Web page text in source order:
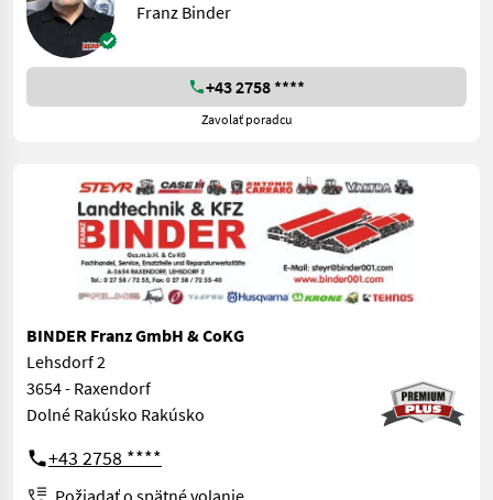
Franz Binder
+43 2758 ****
Zavolať poradcu
BINDER Franz GmbH & CoKG
Lehsdorf 2
3654 - Raxendorf
Dolné Rakúsko Rakúsko
+43 2758 ****